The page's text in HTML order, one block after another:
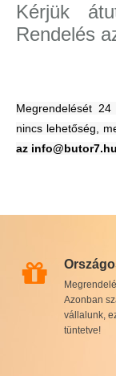
Kérjük
Rendelés
Megrendelését
nincs lehetőség,
az
Azonban
vállalunk,
tüntetve!